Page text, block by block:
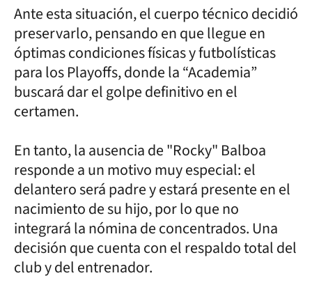
Ante esta situación, el cuerpo técnico decidió
preservarlo, pensando en que llegue en
óptimas condiciones físicas y futbolísticas
para los Playoffs, donde la “Academia”
buscará dar el golpe definitivo en el
certamen.
En tanto, la ausencia de "Rocky" Balboa
responde a un motivo muy especial: el
delantero será padre y estará presente en el
nacimiento de su hijo, por lo que no
integrará la nómina de concentrados. Una
decisión que cuenta con el respaldo total del
club y del entrenador.